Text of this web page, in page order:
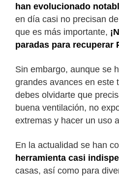
han evolucionado
en día casi no precisan
que es más importante,
paradas para recuperar
Sin embargo, aunque se
grandes avances en este
debes olvidarte que
buena ventilación, no
extremas y hacer un uso
En la actualidad se han
herramienta casi
casas, así como para